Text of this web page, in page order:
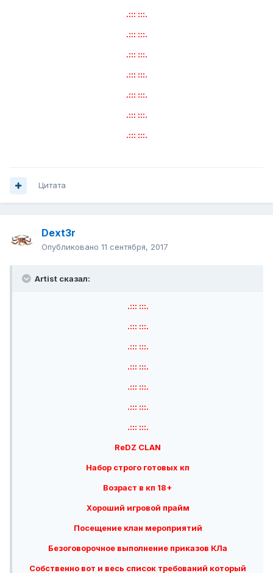
.::: :::.
.::: :::.
.::: :::.
.::: :::.
.::: :::.
.::: :::.
.::: :::.
Цитата
Dext3r
Опубликовано 11 сентября, 2017
Artist сказал:
.::: :::.
.::: :::.
.::: :::.
.::: :::.
.::: :::.
.::: :::.
.::: :::.
ReDZ CLAN
Набор строго готовых кп
Возраст в кп 18+
Хороший игровой прайм
Посещение клан мероприятий
Безоговорочное выполнение приказов КЛа
Собственно вот и весь список требований который